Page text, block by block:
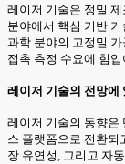
레이저 기술은 정밀
분야에서 핵심 기반
과학 분야의 고정밀
접촉 측정 수요에 힘
레이저 기술의 전망에
레이저 기술의 동향은
스 플랫폼으로 전환되
장 유연성, 그리고 자